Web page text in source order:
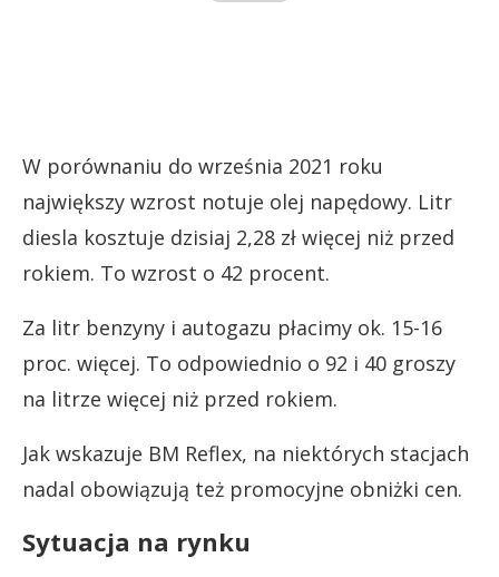
W porównaniu do września 2021 roku
największy wzrost notuje olej napędowy. Litr
diesla kosztuje dzisiaj 2,28 zł więcej niż przed
rokiem. To wzrost o 42 procent.
Za litr benzyny i autogazu płacimy ok. 15-16
proc. więcej. To odpowiednio o 92 i 40 groszy
na litrze więcej niż przed rokiem.
Jak wskazuje BM Reflex, na niektórych stacjach
nadal obowiązują też promocyjne obniżki cen.
Sytuacja na rynku